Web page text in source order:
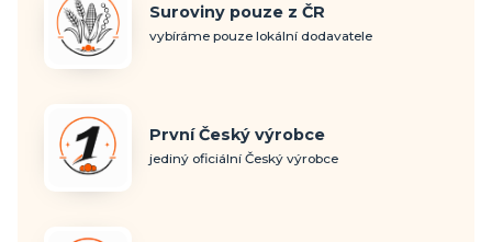
Suroviny pouze z ČR
vybíráme pouze lokální dodavatele
První Český výrobce
jediný oficiální Český výrobce